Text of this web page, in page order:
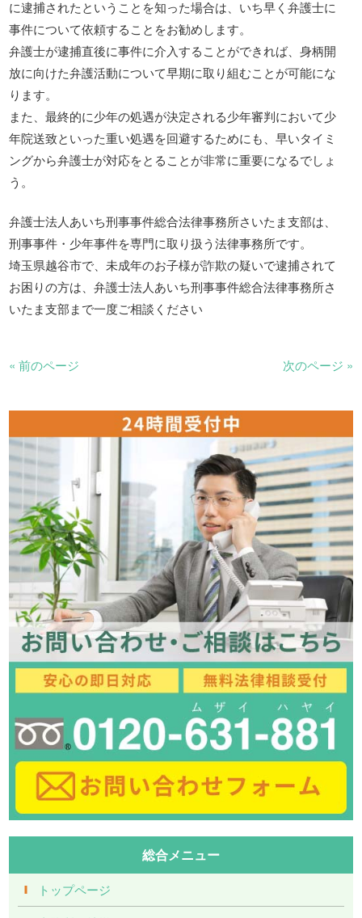
に逮捕されたということを知った場合は、いち早く弁護士に
事件について依頼することをお勧めします。
弁護士が逮捕直後に事件に介入することができれば、身柄開
放に向けた弁護活動について早期に取り組むことが可能にな
ります。
また、最終的に少年の処遇が決定される少年審判において少
年院送致といった重い処遇を回避するためにも、早いタイミ
ングから弁護士が対応をとることが非常に重要になるでしょ
う。
弁護士法人あいち刑事事件総合法律事務所さいたま支部は、
刑事事件・少年事件を専門に取り扱う法律事務所です。
埼玉県越谷市で、未成年のお子様が詐欺の疑いで逮捕されて
お困りの方は、弁護士法人あいち刑事事件総合法律事務所さ
いたま支部まで一度ご相談ください
« 前のページ 次のページ »
総合メニュー
トップページ